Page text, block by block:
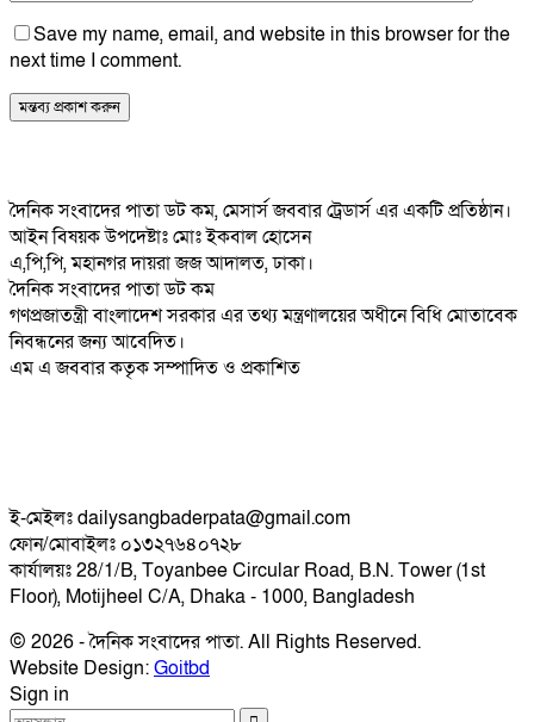
Save my name, email, and website in this browser for the
next time I comment.
দৈনিক সংবাদের পাতা ডট কম, মেসার্স জববার ট্রেডার্স এর একটি প্রতিষ্ঠান।
আইন বিষয়ক উপদেষ্টাঃ মোঃ ইকবাল হোসেন
এ,পি,পি, মহানগর দায়রা জজ আদালত, ঢাকা।
দৈনিক সংবাদের পাতা ডট কম
গণপ্রজাতন্ত্রী বাংলাদেশ সরকার এর তথ্য মন্ত্রণালয়ের অধীনে বিধি মোতাবেক
নিবন্ধনের জন্য আবেদিত।
এম এ জববার কতৃক সম্পাদিত ও প্রকাশিত
ই-মেইলঃ dailysangbaderpata@gmail.com
ফোন/মোবাইলঃ ০১৩২৭৬৪০৭২৮
কার্যালয়ঃ 28/1/B, Toyanbee Circular Road, B.N. Tower (1st
Floor), Motijheel C/A, Dhaka - 1000, Bangladesh
© 2026 - দৈনিক সংবাদের পাতা. All Rights Reserved.
Website Design:Goitbd
Sign in